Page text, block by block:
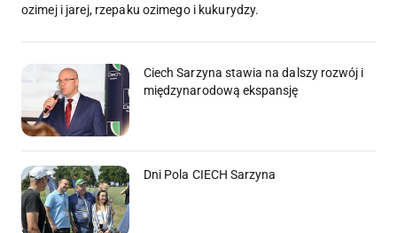
ozimej i jarej, rzepaku ozimego i kukurydzy.
Ciech Sarzyna stawia na dalszy rozwój i
międzynarodową ekspansję
Dni Pola CIECH Sarzyna